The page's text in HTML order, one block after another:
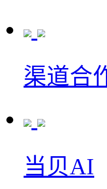
渠道合
当贝AI